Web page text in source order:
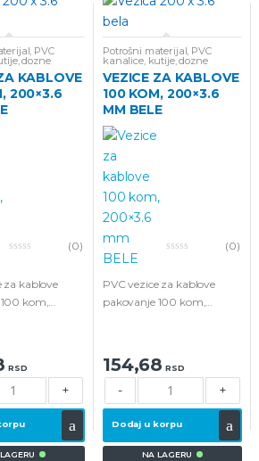
, PVC
dozne
KABLOVE
200×3.6
u
o
(0)
za kablove
kom,
RSD
+
Potrošni materijal, PVC
kanalice, kutije, dozne
VEZICE ZA KABLOVE
100 KOM, 200×3.6
MM BELE
u
o
(0)
PVC vezice za kablove
pakovanje 100 kom,
154,68 RSD
- +
Dodaj u korpu
NA LAGERU